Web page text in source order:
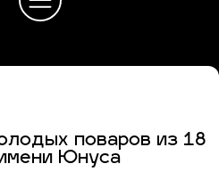
поваров из 18
Юнуса